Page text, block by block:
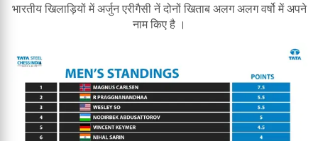
भारतीय खिलाड़ियों में अर्जुन एरीगैसी नें दोनों खिताब अलग अलग वर्षो में अपने
नाम किए है ।